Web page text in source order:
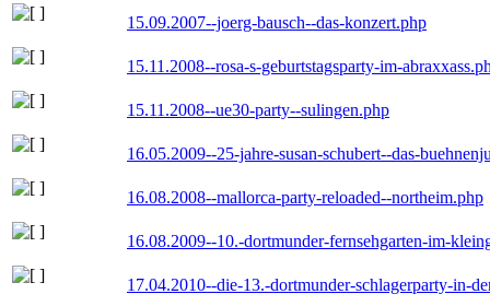
15.09.2007--joerg-bausch--das-konzert.php
15.11.2008--rosa-s-geburtstagsparty-im-
15.11.2008--ue30-party--sulingen.php
16.05.2009--25-jahre-susan-schubert--das-
16.08.2008--mallorca-party-reloaded--northeim.php
16.08.2009--10.-dortmunder-fernsehgarten-im-
17.04.2010--die-13.-dortmunder-schlagerparty-in-